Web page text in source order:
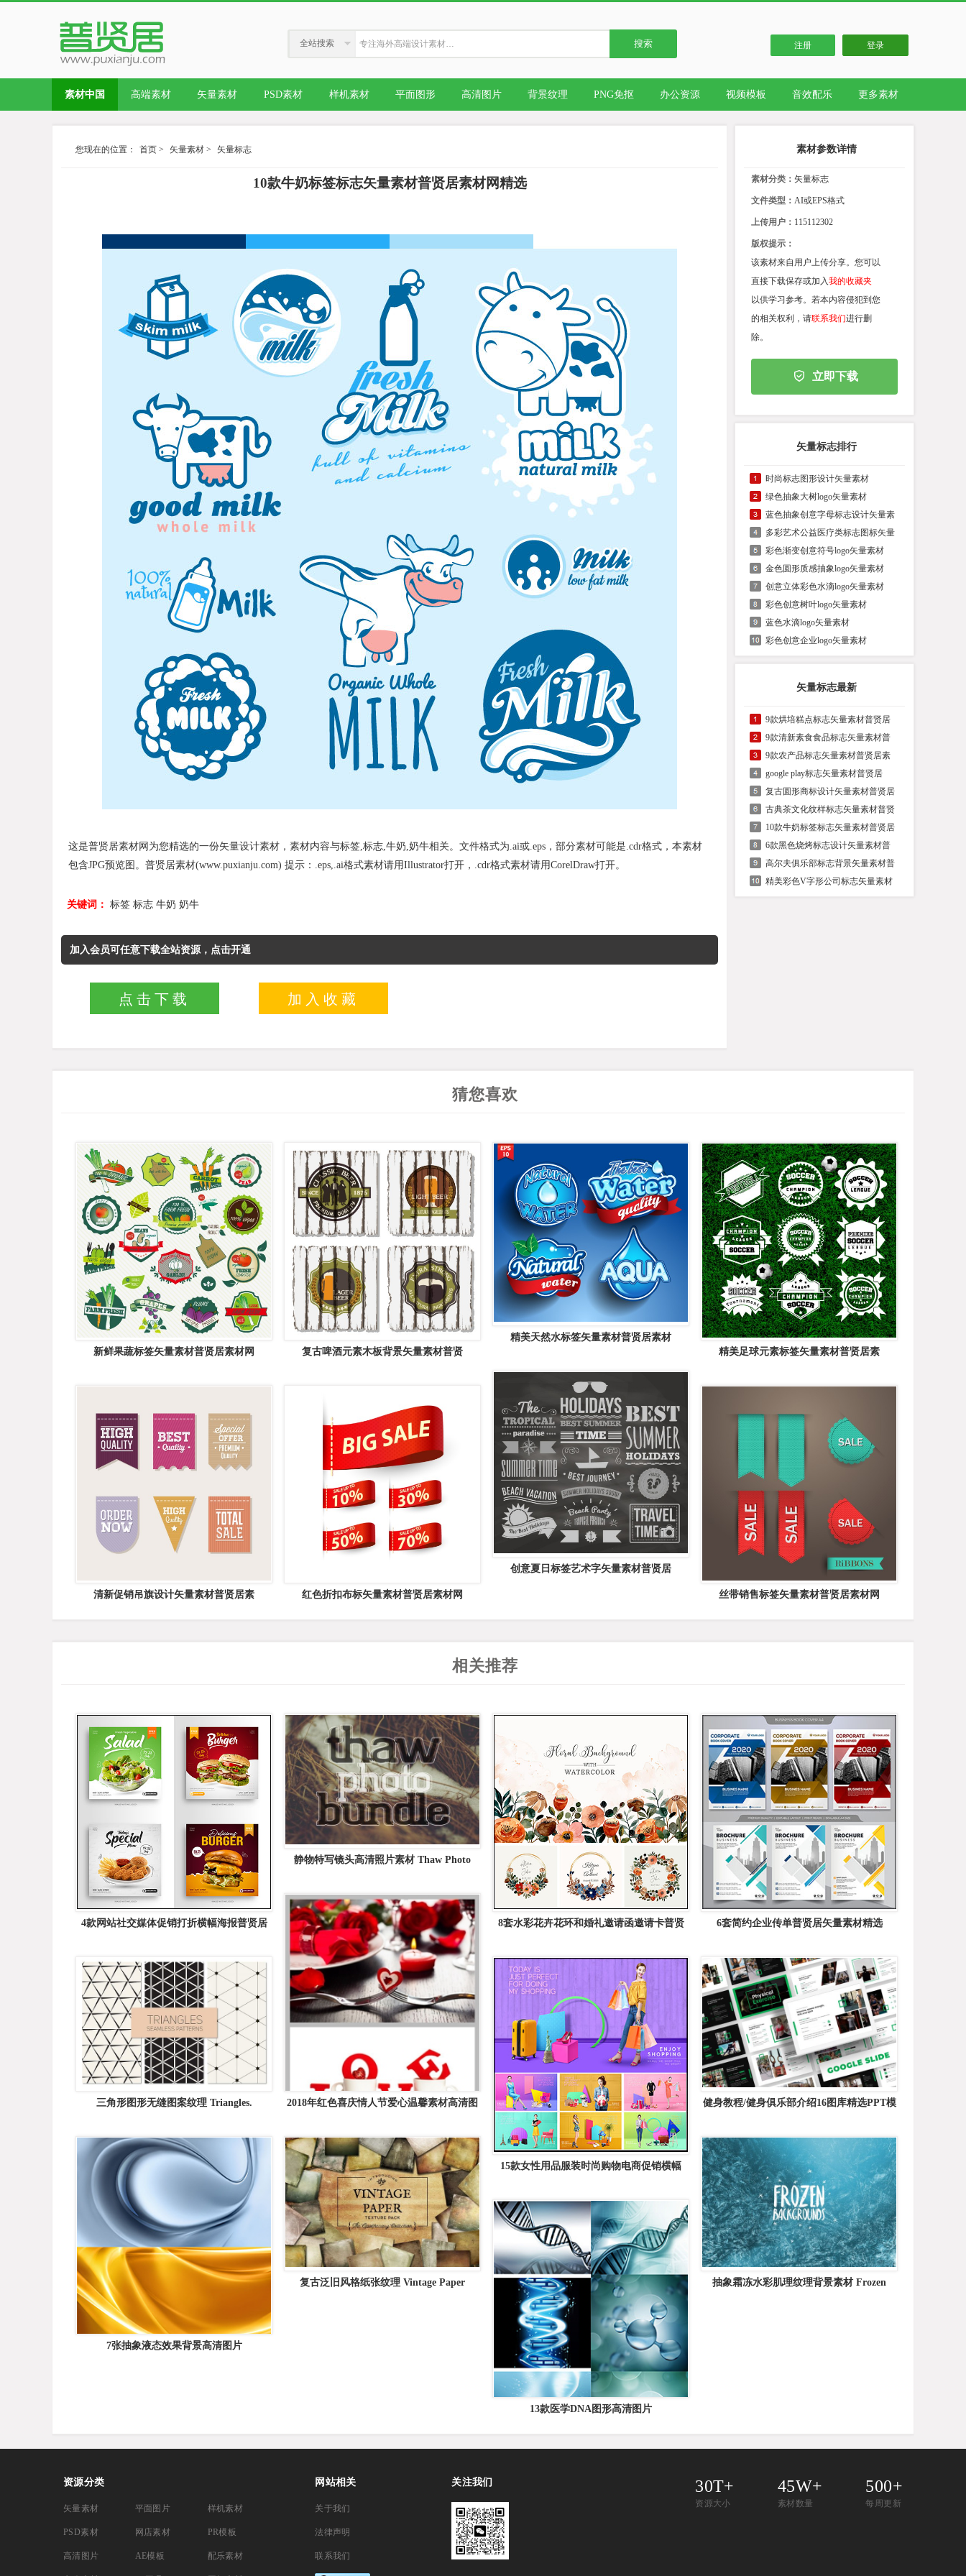
全站搜索 搜索 注册 登录
素材中国 高端素材 矢量素材 PSD素材 样机素材 平面图形 高清图片 背景纹理 PNG免抠 办公资源 视频模板 音效配乐 更多素材
您现在的位置： 首页 > 矢量素材 > 矢量标志
10款牛奶标签标志矢量素材普贤居素材网精选
这是普贤居素材网为您精选的一份矢量设计素材，素材内容与标签,标志,牛奶,奶牛相关。文件格式为.ai或.eps，部分素材可能是.cdr格式，本素材
包含JPG预览图。普贤居素材(www.puxianju.com) 提示：.eps,.ai格式素材请用Illustrator打开，.cdr格式素材请用CorelDraw打开。
关键词： 标签 标志 牛奶 奶牛
加入会员可任意下载全站资源，点击开通
点击下载 加入收藏
素材参数详情
素材分类： 矢量标志
文件类型： AI或EPS格式
上传用户： 115112302
版权提示：
该素材来自用户上传分享。您可以
直接下载保存或加入我的收藏夹
以供学习参考。若本内容侵犯到您
的相关权利，请联系我们进行删
除。
立即下载
矢量标志排行
时尚标志图形设计矢量素材
绿色抽象大树logo矢量素材
蓝色抽象创意字母标志设计矢量素
多彩艺术公益医疗类标志图标矢量
彩色渐变创意符号logo矢量素材
金色圆形质感抽象logo矢量素材
创意立体彩色水滴logo矢量素材
彩色创意树叶logo矢量素材
蓝色水滴logo矢量素材
彩色创意企业logo矢量素材
矢量标志最新
9款烘培糕点标志矢量素材普贤居
9款清新素食食品标志矢量素材普
9款农产品标志矢量素材普贤居素
google play标志矢量素材普贤居
复古圆形商标设计矢量素材普贤居
古典茶文化纹样标志矢量素材普贤
10款牛奶标签标志矢量素材普贤居
6款黑色烧烤标志设计矢量素材普
高尔夫俱乐部标志背景矢量素材普
精美彩色V字形公司标志矢量素材
猜您喜欢
新鲜果蔬标签矢量素材普贤居素材网 复古啤酒元素木板背景矢量素材普贤
精美天然水标签矢量素材普贤居素材
精美足球元素标签矢量素材普贤居素
创意夏日标签艺术字矢量素材普贤居
清新促销吊旗设计矢量素材普贤居素 红色折扣布标矢量素材普贤居素材网 丝带销售标签矢量素材普贤居素材网
相关推荐
4款网站社交媒体促销打折横幅海报普贤居
静物特写镜头高清照片素材 Thaw Photo
8套水彩花卉花环和婚礼邀请函邀请卡普贤
6套简约企业传单普贤居矢量素材精选
2018年红色喜庆情人节爱心温馨素材高清图
三角形图形无缝图案纹理 Triangles.
15款女性用品服装时尚购物电商促销横幅
健身教程/健身俱乐部介绍16图库精选PPT模
7张抽象液态效果背景高清图片
复古泛旧风格纸张纹理 Vintage Paper
抽象霜冻水彩肌理纹理背景素材 Frozen
13款医学DNA图形高清图片
资源分类
矢量素材
PSD素材
高清图片
平面图片
网店素材
AE模板
样机素材
PR模板
配乐素材
网站相关
关于我们
法律声明
联系我们
关注我们 30T+
资源大小
45W+
素材数量
500+
每周更新